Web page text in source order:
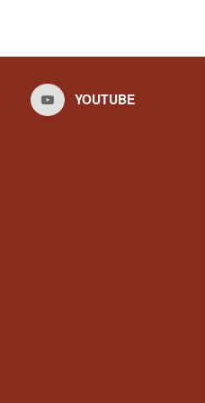
YOUTUBE